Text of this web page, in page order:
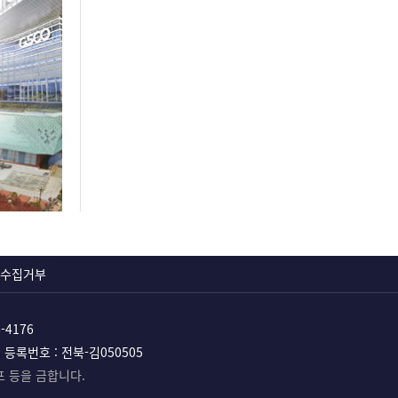
집거부
4176
등록번호 : 전북-김050505
등을 금합니다.